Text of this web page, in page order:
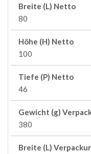
Breite (L) Netto
80
Höhe (H) Netto
100
Tiefe (P) Netto
46
Gewicht (g)
380
Breite (L)